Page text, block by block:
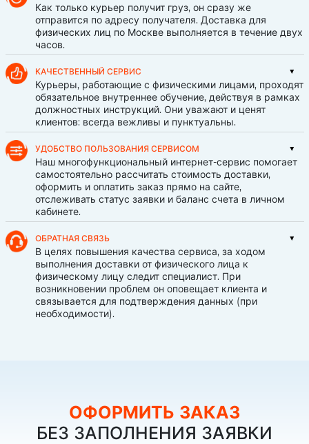
Как только курьер получит груз, он сразу же
отправится по адресу получателя. Доставка для
физических лиц по Москве выполняется в течение двух
часов.
КАЧЕСТВЕННЫЙ СЕРВИС
Курьеры, работающие с физическими лицами, проходят
обязательное внутреннее обучение, действуя в рамках
должностных инструкций. Они уважают и ценят
клиентов: всегда вежливы и пунктуальны.
УДОБСТВО ПОЛЬЗОВАНИЯ СЕРВИСОМ
Наш многофункциональный интернет-сервис помогает
самостоятельно рассчитать стоимость доставки,
оформить и оплатить заказ прямо на сайте,
отслеживать статус заявки и баланс счета в личном
кабинете.
ОБРАТНАЯ СВЯЗЬ
В целях повышения качества сервиса, за ходом
выполнения доставки от физического лица к
физическому лицу следит специалист. При
возникновении проблем он оповещает клиента и
связывается для подтверждения данных (при
необходимости).
ОФОРМИТЬ ЗАКАЗ
БЕЗ ЗАПОЛНЕНИЯ ЗАЯВКИ